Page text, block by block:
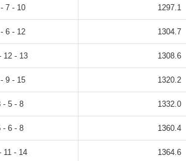
7 - 10 1297.1
6 - 12 1304.7
12 - 13 1308.6
9 - 15 1320.2
- 5 - 8 1332.0
- 6 - 8 1360.4
11 - 14 1364.6